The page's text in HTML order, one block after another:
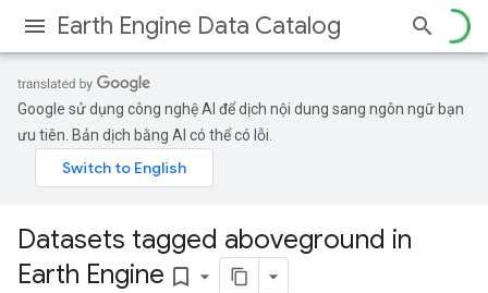
Earth Engine Data Catalog
Google sử dụng công nghệ AI để dịch nội dung sang ngôn ngữ bạn
ưu tiên. Bản dịch bằng AI có thể có lỗi.
Datasets tagged aboveground in
Earth Engine bookmark_border